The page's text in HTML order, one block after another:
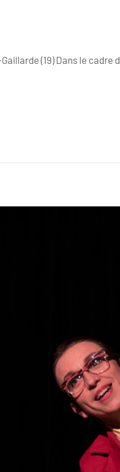
(19) Dans le